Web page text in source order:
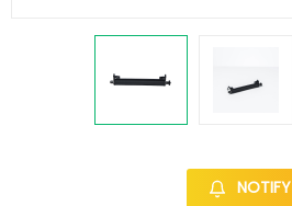
NOTIFY